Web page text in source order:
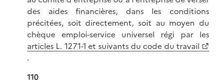
des aides financières, dans les conditions
précitées, soit directement, soit au moyen du
chèque emploi-service universel régi par les
articles L. 1271-1 et suivants du code du travail
.
110